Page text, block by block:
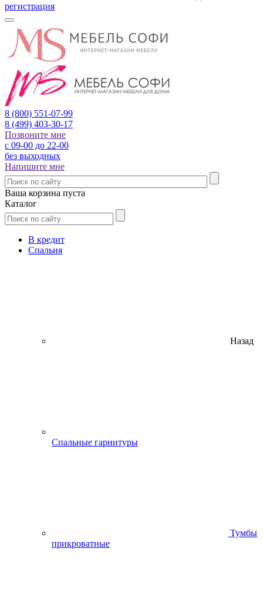
регистрация
8 (800) 551-07-99
8 (499) 403-30-17
Позвоните мне
с 09-00 до 22-00
без выходных
Напишите мне
Ваша корзина пуста
Каталог
В кредит
Спальня
Назад
Спальные гарнитуры
Тумбы
прикроватные